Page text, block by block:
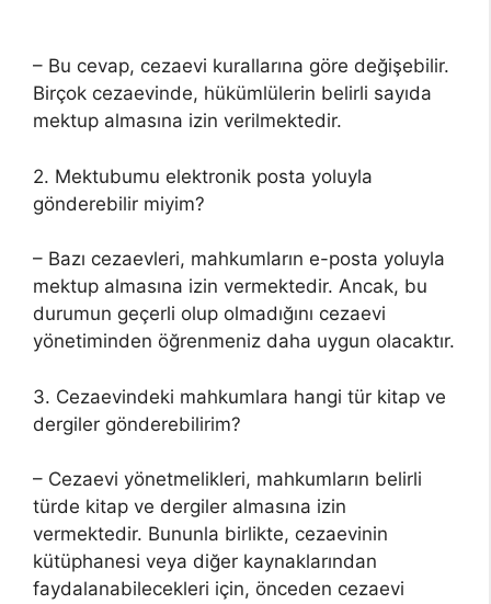
– Bu cevap, cezaevi kurallarına göre değişebilir.
Birçok cezaevinde, hükümlülerin belirli sayıda
mektup almasına izin verilmektedir.
2. Mektubumu elektronik posta yoluyla
gönderebilir miyim?
– Bazı cezaevleri, mahkumların e-posta yoluyla
mektup almasına izin vermektedir. Ancak, bu
durumun geçerli olup olmadığını cezaevi
yönetiminden öğrenmeniz daha uygun olacaktır.
3. Cezaevindeki mahkumlara hangi tür kitap ve
dergiler gönderebilirim?
– Cezaevi yönetmelikleri, mahkumların belirli
türde kitap ve dergiler almasına izin
vermektedir. Bununla birlikte, cezaevinin
kütüphanesi veya diğer kaynaklarından
faydalanabilecekleri için, önceden cezaevi